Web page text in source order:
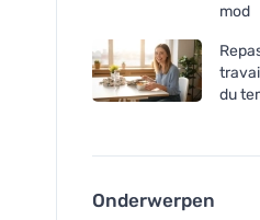
mod
du
Onderwerpen